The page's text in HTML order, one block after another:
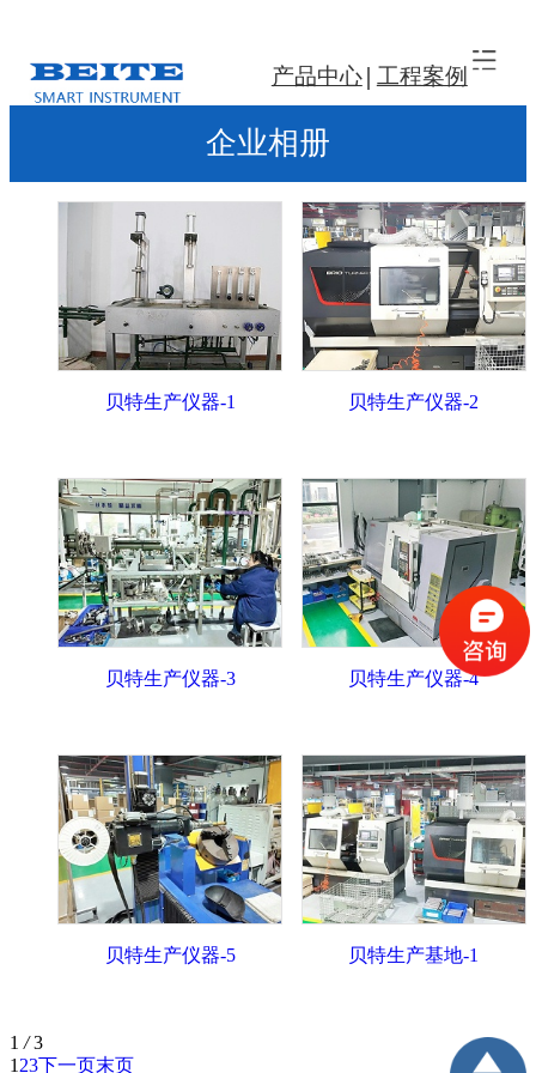
产品中心 工程案例
企业相册
贝特生产仪器-1 贝特生产仪器-2
贝特生产仪器-3 贝特生产仪器-4
贝特生产仪器-5 贝特生产基地-1
1 / 3
1 23下一页末页